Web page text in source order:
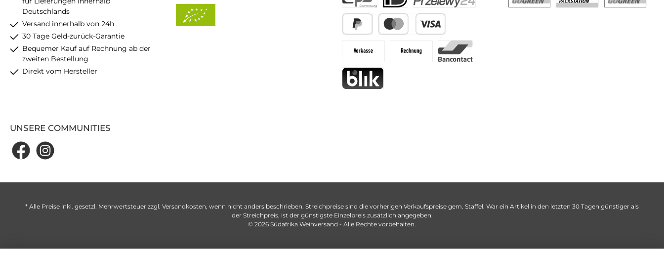
Deutschlands
Versand innerhalb von 24h
30 Tage Geld-zurück-Garantie
Bequemer Kauf auf Rechnung ab der
zweiten Bestellung
Direkt vom Hersteller
UNSERE COMMUNITIES
* Alle Preise inkl. gesetzl. Mehrwertsteuer zzgl. Versandkosten, wenn nicht anders beschrieben. Streichpreise sind die vorherigen Verkaufspreise gem. Staffel. War ein Artikel in den letzten 30 Tagen günstiger als
der Streichpreis, ist der günstigste Einzelpreis zusätzlich angegeben.
© 2026 Südafrika Weinversand - Alle Rechte vorbehalten.